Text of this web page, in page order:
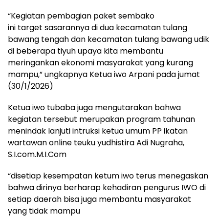
“Kegiatan pembagian paket sembako
ini target sasarannya di dua kecamatan tulang
bawang tengah dan kecamatan tulang bawang udik
di beberapa tiyuh upaya kita membantu
meringankan ekonomi masyarakat yang kurang
mampu,” ungkapnya Ketua iwo Arpani pada jumat
(30/1/2026)
Ketua iwo tubaba juga mengutarakan bahwa
kegiatan tersebut merupakan program tahunan
menindak lanjuti intruksi ketua umum PP ikatan
wartawan online teuku yudhistira Adi Nugraha,
S.I.com.M.I.Com
“disetiap kesempatan ketum iwo terus menegaskan
bahwa dirinya berharap kehadiran pengurus IWO di
setiap daerah bisa juga membantu masyarakat
yang tidak mampu